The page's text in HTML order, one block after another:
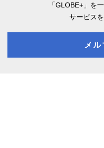
「GLOBE+」を
サービス
メ